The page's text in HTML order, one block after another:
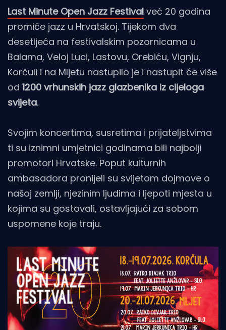
Last Minute Open Jazz Festival već 20 godina
promiče jazz u Hrvatskoj. Tijekom dva
desetljeća na festivalskim pozornicama u
Balama, Veloj Luci, Lastovu, Orebiću, Vignju,
Korčuli i na Mljetu nastupilo je i nastupit će više
od 1200 vrhunskih jazz glazbenika iz cijeloga
svijeta.
Svojim koncertima, susretima i prijateljstvima
ti su iznimni umjetnici godinama bili najbolji
promotori Hrvatske. Poput kulturnih
ambasadora pronijeli su svijetom dojmove o
našoj zemlji, njezinim ljudima i ljepoti mjesta u
kojima su gostovali, ostavljajući za sobom
uspomene koje traju.